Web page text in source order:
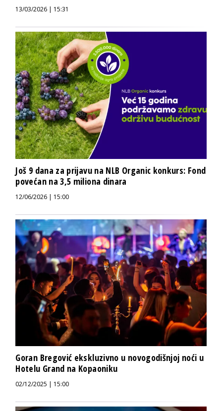
13/03/2026 | 15:31
Još 9 dana za prijavu na NLB Organic konkurs: Fond
povećan na 3,5 miliona dinara
12/06/2026 | 15:00
Goran Bregović ekskluzivno u novogodišnjoj noći u
Hotelu Grand na Kopaoniku
02/12/2025 | 15:00